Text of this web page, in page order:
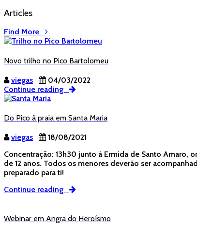
Articles
Find More
Novo trilho no Pico Bartolomeu
viegas
04/03/2022
Continue reading
Do Pico à praia em Santa Maria
viegas
18/08/2021
Concentração: 13h30 junto à Ermida de Santo Amaro,
de 12 anos. Todos os menores deverão ser
preparado para ti!
Continue reading
Webinar em Angra do Heroísmo